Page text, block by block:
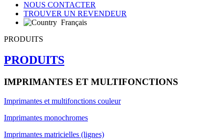
NOUS CONTACTER
TROUVER UN REVENDEUR
Français
PRODUITS
PRODUITS
IMPRIMANTES ET MULTIFONCTIONS
Imprimantes et multifonctions couleur
Imprimantes monochromes
Imprimantes matricielles (lignes)